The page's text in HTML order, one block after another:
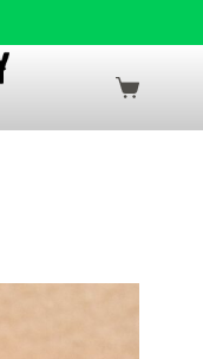
Shopping